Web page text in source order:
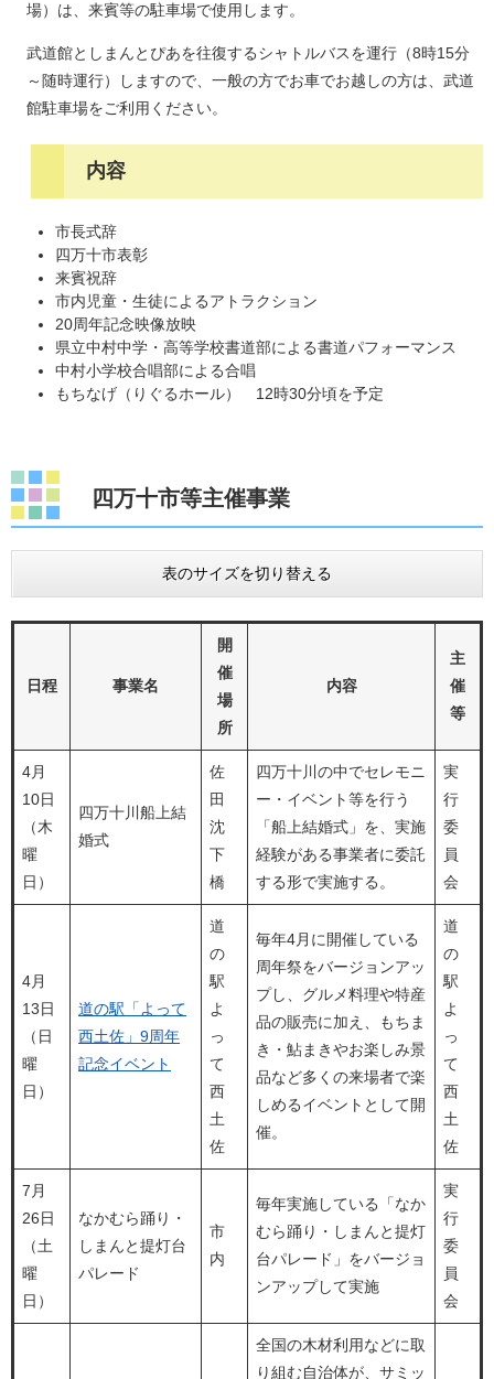
場）は、来賓等の駐車場で使用します。
武道館としまんとぴあを往復するシャトルバスを運行（8時15分
～随時運行）しますので、一般の方でお車でお越しの方は、武道
館駐車場をご利用ください。
内容
市長式辞
四万十市表彰
来賓祝辞
市内児童・生徒によるアトラクション
20周年記念映像放映
県立中村中学・高等学校書道部による書道パフォーマンス
中村小学校合唱部による合唱
もちなげ（りぐるホール） 12時30分頃を予定
四万十市等主催事業
表のサイズを切り替える
日程 事業名
開
催
場
所
内容
主
催
等
4月
10日
（木
曜
日）
四万十川船上結
婚式
佐
田
沈
下
橋
四万十川の中でセレモニ
ー・イベント等を行う
「船上結婚式」を、実施
経験がある事業者に委託
する形で実施する。
実
行
委
員
会
4月
13日
（日
曜
日）
道の駅「よって
西土佐」9周年
記念イベント
道
の
駅
よ
っ
て
西
土
佐
毎年4月に開催している
周年祭をバージョンアッ
プし、グルメ料理や特産
品の販売に加え、もちま
き・鮎まきやお楽しみ景
品など多くの来場者で楽
しめるイベントとして開
催。
道
の
駅
よ
っ
て
西
土
佐
7月
26日
（土
曜
日）
なかむら踊り・
しまんと提灯台
パレード
市
内
毎年実施している「なか
むら踊り・しまんと提灯
台パレード」をバージョ
ンアップして実施
実
行
委
員
会
全国の木材利用などに取
り組む自治体が、サミッ